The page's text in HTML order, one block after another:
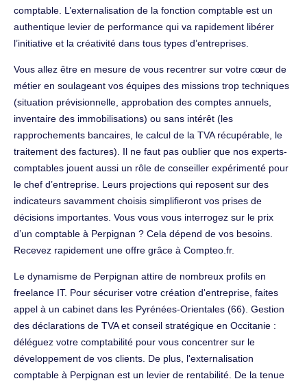
comptable. L’externalisation de la fonction comptable est un
authentique levier de performance qui va rapidement libérer
l’initiative et la créativité dans tous types d’entreprises.
Vous allez être en mesure de vous recentrer sur votre cœur de
métier en soulageant vos équipes des missions trop techniques
(situation prévisionnelle, approbation des comptes annuels,
inventaire des immobilisations) ou sans intérêt (les
rapprochements bancaires, le calcul de la TVA récupérable, le
traitement des factures). Il ne faut pas oublier que nos experts-
comptables jouent aussi un rôle de conseiller expérimenté pour
le chef d’entreprise. Leurs projections qui reposent sur des
indicateurs savamment choisis simplifieront vos prises de
décisions importantes. Vous vous vous interrogez sur le prix
d’un comptable à Perpignan ? Cela dépend de vos besoins.
Recevez rapidement une offre grâce à Compteo.fr.
Le dynamisme de Perpignan attire de nombreux profils en
freelance IT. Pour sécuriser votre création d'entreprise, faites
appel à un cabinet dans les Pyrénées-Orientales (66). Gestion
des déclarations de TVA et conseil stratégique en Occitanie :
déléguez votre comptabilité pour vous concentrer sur le
développement de vos clients. De plus, l'externalisation
comptable à Perpignan est un levier de rentabilité. De la tenue